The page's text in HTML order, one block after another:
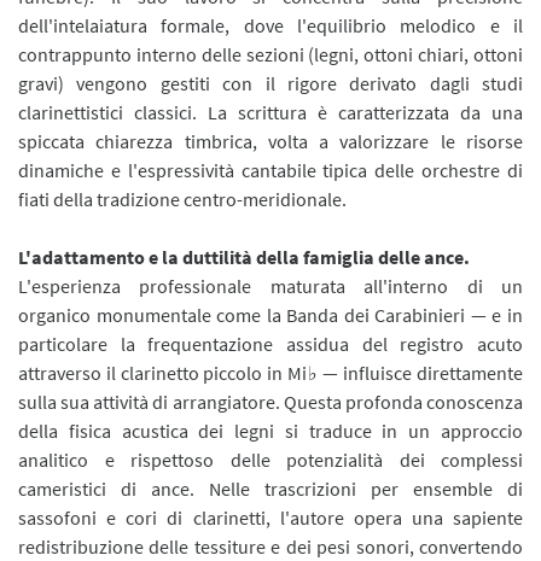
dell'intelaiatura formale, dove l'equilibrio melodico e il
contrappunto interno delle sezioni (legni, ottoni chiari, ottoni
gravi) vengono gestiti con il rigore derivato dagli studi
clarinettistici classici. La scrittura è caratterizzata da una
spiccata chiarezza timbrica, volta a valorizzare le risorse
dinamiche e l'espressività cantabile tipica delle orchestre di
fiati della tradizione centro-meridionale.
L'adattamento e la duttilità della famiglia delle ance.
L'esperienza professionale maturata all'interno di un
organico monumentale come la Banda dei Carabinieri — e in
particolare la frequentazione assidua del registro acuto
attraverso il clarinetto piccolo in Mi♭ — influisce direttamente
sulla sua attività di arrangiatore. Questa profonda conoscenza
della fisica acustica dei legni si traduce in un approccio
analitico e rispettoso delle potenzialità dei complessi
cameristici di ance. Nelle trascrizioni per ensemble di
sassofoni e cori di clarinetti, l'autore opera una sapiente
redistribuzione delle tessiture e dei pesi sonori, convertendo